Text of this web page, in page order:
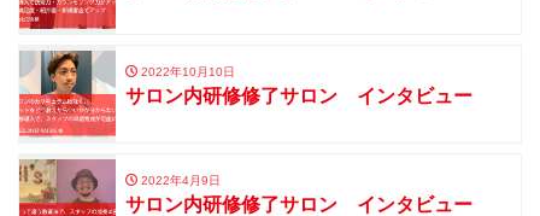
2022年10月10日
サロン内研修修了サロン インタビュー
2022年4月9日
サロン内研修修了サロン インタビュー